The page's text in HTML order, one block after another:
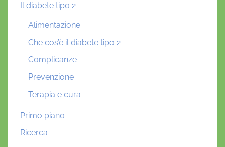
Il diabete tipo 2
Alimentazione
Che cos’è il diabete tipo 2
Complicanze
Prevenzione
Terapia e cura
Primo piano
Ricerca